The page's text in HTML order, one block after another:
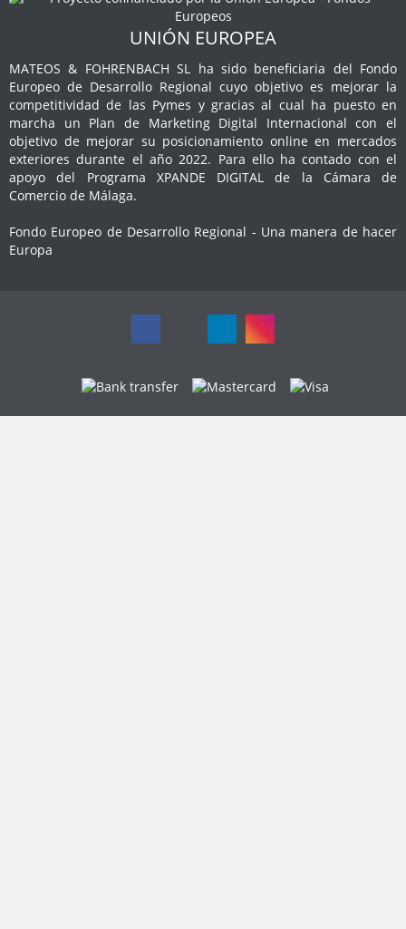
UNIÓN EUROPEA
MATEOS & FOHRENBACH SL ha sido beneficiaria del Fondo
Europeo de Desarrollo Regional cuyo objetivo es mejorar la
competitividad de las Pymes y gracias al cual ha puesto en
marcha un Plan de Marketing Digital Internacional con el
objetivo de mejorar su posicionamiento online en mercados
exteriores durante el año 2022. Para ello ha contado con el
apoyo del Programa XPANDE DIGITAL de la Cámara de
Comercio de Málaga.
Fondo Europeo de Desarrollo Regional - Una manera de hacer
Europa